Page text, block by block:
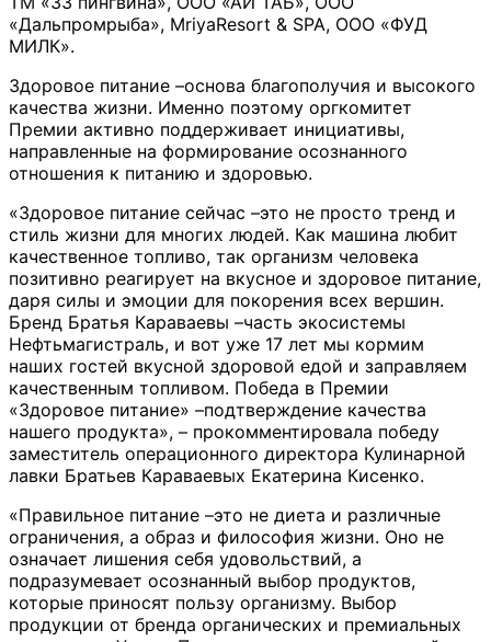
«Дальпромрыба», MriyaResort & SPA, ООО «ФУД
МИЛК».
Здоровое питание –основа благополучия и высокого
качества жизни. Именно поэтому оргкомитет
Премии активно поддерживает инициативы,
направленные на формирование осознанного
отношения к питанию и здоровью.
«Здоровое питание сейчас –это не просто тренд и
стиль жизни для многих людей. Как машина любит
качественное топливо, так организм человека
позитивно реагирует на вкусное и здоровое питание,
даря силы и эмоции для покорения всех вершин.
Бренд Братья Караваевы –часть экосистемы
Нефтьмагистраль, и вот уже 17 лет мы кормим
наших гостей вкусной здоровой едой и заправляем
качественным топливом. Победа в Премии
«Здоровое питание» –подтверждение качества
нашего продукта», – прокомментировала победу
заместитель операционного директора Кулинарной
лавки Братьев Караваевых Екатерина Кисенко.
«Правильное питание –это не диета и различные
ограничения, а образ и философия жизни. Оно не
означает лишения себя удовольствий, а
подразумевает осознанный выбор продуктов,
которые приносят пользу организму. Выбор
продукции от бренда органических и премиальных